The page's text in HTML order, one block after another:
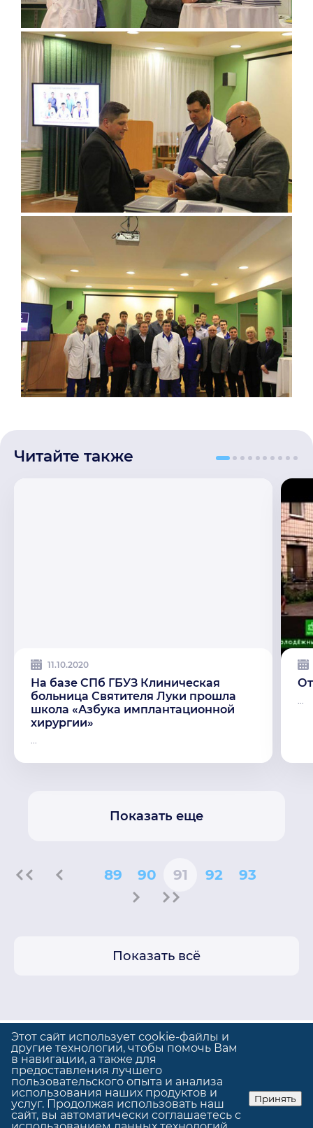
Читайте также
11.10.2020
На базе СПб ГБУЗ Клиническая
больница Святителя Луки прошла
школа «Азбука имплантационной
хирургии»
Показать еще
89 90 91 92 93
Показать всё
Политика конфиденциальности
Использование cookie
© GrandUp | Сделано вGrandUp
Этот сайт использует cookie-файлы и
другие технологии, чтобы помочь Вам
в навигации, а также для
предоставления лучшего
пользовательского опыта и анализа
использования наших продуктов и
услуг. Продолжая использовать наш
сайт, вы автоматически соглашаетесь с
Принять